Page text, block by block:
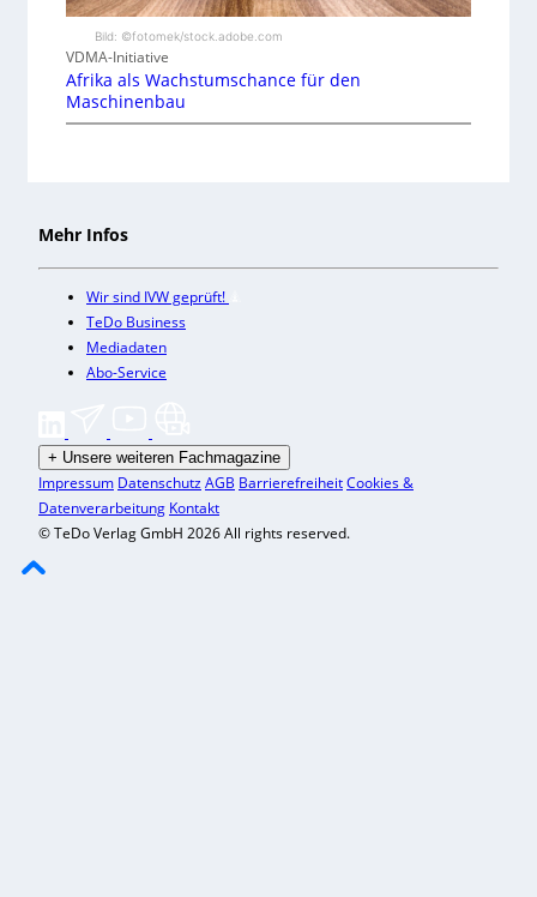
Bild: ©fotomek/stock.adobe.com
VDMA-Initiative
Afrika als Wachstumschance für den
Maschinenbau
Mehr Infos
Wir sind IVW geprüft!
TeDo Business
Mediadaten
Abo-Service
+ Unsere weiteren Fachmagazine
Impressum DatenschutzAGB BarrierefreiheitCookies &
Datenverarbeitung Kontakt
© TeDo Verlag GmbH 2026 All rights reserved.